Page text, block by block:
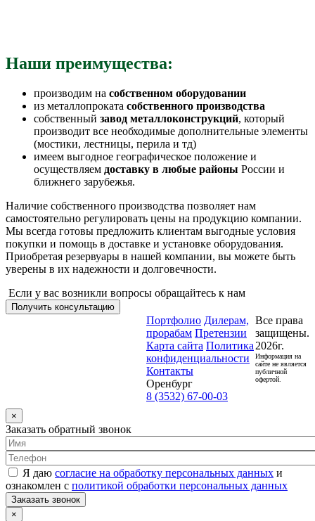
Наши преимущества:
производим на собственном оборудовании
из металлопроката собственного производства
собственный завод металлоконструкций, который
производит все необходимые дополнительные элементы
(мостики, лестницы, перила и тд)
имеем выгодное географическое положение и
осуществляем доставку в любые районы России и
ближнего зарубежья.
Наличие собственного производства позволяет нам
самостоятельно регулировать цены на продукцию компании.
Мы всегда готовы предложить клиентам выгодные условия
покупки и помощь в доставке и установке оборудования.
Приобретая резервуары в нашей компании, вы можете быть
уверены в их надежности и долговечности.
Если у вас возникли вопросы обращайтесь к нам
Получить консультацию
Портфолио Дилерам,
прорабам Претензии
Карта сайта Политика
конфиденциальности
Контакты
Оренбург
8 (3532) 67-00-03
Все права
защищены.
2026г.
Информация на
сайте не является
публичной
офертой.
×
Заказать обратный звонок
Я даю согласие на обработку персональных данных и
ознакомлен с политикой обработки персональных данных
Заказать звонок
×